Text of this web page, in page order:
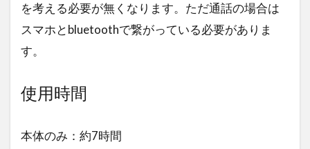
を考える必要が無くなります。ただ通話の場合は
スマホとbluetoothで繋がっている必要がありま
す。
使用時間
本体のみ：約7時間